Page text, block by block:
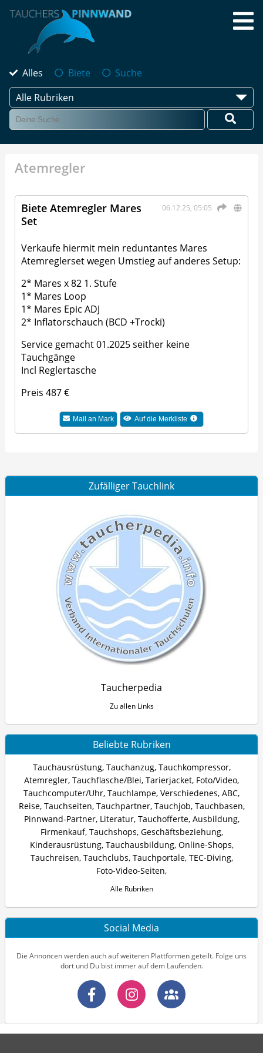
Alles Biete
Suche
Alle Rubriken
Atemregler
06.12.25, 05:05
Biete Atemregler Mares
Set
Verkaufe hiermit mein reduntantes Mares
Atemreglerset wegen Umstieg auf anderes Setup:
2* Mares x 82 1. Stufe
1* Mares Loop
1* Mares Epic ADJ
2* Inflatorschauch (BCD +Trocki)
Service gemacht 01.2025 seither keine
Tauchgänge
Incl Reglertasche
Preis 487 €
Mail an Mark Auf die Merkliste
Zufälliger Tauchlink
Taucherpedia
Zu allen Links
Beliebte Rubriken
Tauchausrüstung, Tauchanzug, Tauchkompressor,
Atemregler, Tauchflasche/Blei, Tarierjacket, Foto/Video,
Tauchcomputer/Uhr, Tauchlampe, Verschiedenes, ABC,
Reise, Tauchseiten, Tauchpartner, Tauchjob, Tauchbasen,
Pinnwand-Partner, Literatur, Tauchofferte, Ausbildung,
Firmenkauf, Tauchshops, Geschäftsbeziehung,
Kinderausrüstung, Tauchausbildung, Online-Shops,
Tauchreisen, Tauchclubs, Tauchportale, TEC-Diving,
Foto-Video-Seiten,
Alle Rubriken
Social Media
Die Annoncen werden auch auf weiteren Plattformen geteilt. Folge uns
dort und Du bist immer auf dem Laufenden.